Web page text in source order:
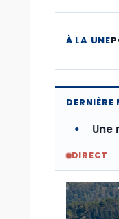
À LA UNE
DERNIÈRE
Une
DIRECT